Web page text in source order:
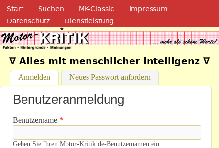
Direkt zum Inhalt
Navigation
Start Suchen MK-Classic
Impressum
Datenschutz
Dienstleistung
Motor-Kritik.de
∇ Alles mit menschlicher Intelligenz ∇
Anmelden (aktiver Reiter)
Neues Passwort anfordern
Benutzeranmeldung
Benutzername *
Geben Sie Ihren Motor-Kritik.de-Benutzernamen ein.